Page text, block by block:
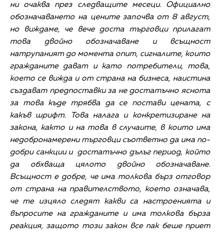
ни очаква през следващите месеци. Официално
обозначаването на цените започва от 8 август,
но виждаме, че вече доста търговци прилагат
това двойно обозначаване и всъщност
натрупаният до момента опит, сигналите, които
гражданите дават и като потребители, това,
което се вижда и от страна на бизнеса, наистина
създават предпоставки за не достатъчно яснота
за това къде трябва да се постави цената, с
какъв шрифт. Това налага и конкретизиране на
закона, както и на това в случаите, в които има
недобронамерени търговци съответно да има по-
добри санкции и достатъчно дълъг период, който
да обхваща цялото двойно обозначаване.
Всъщност е добре, че има толкова бърз отговор
от страна на правителството, което означава,
че те изцяло следят какви са настроенията и
въпросите на гражданите и има толкова бърза
реакция, защото този закон все пак беше приет